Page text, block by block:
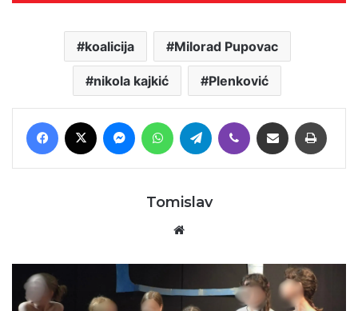
koalicija Milorad Pupovac
nikola kajkić Plenković
Facebook MessengerWhatsAppTelegram Viber Podijeli putem E-maila
Tomislav